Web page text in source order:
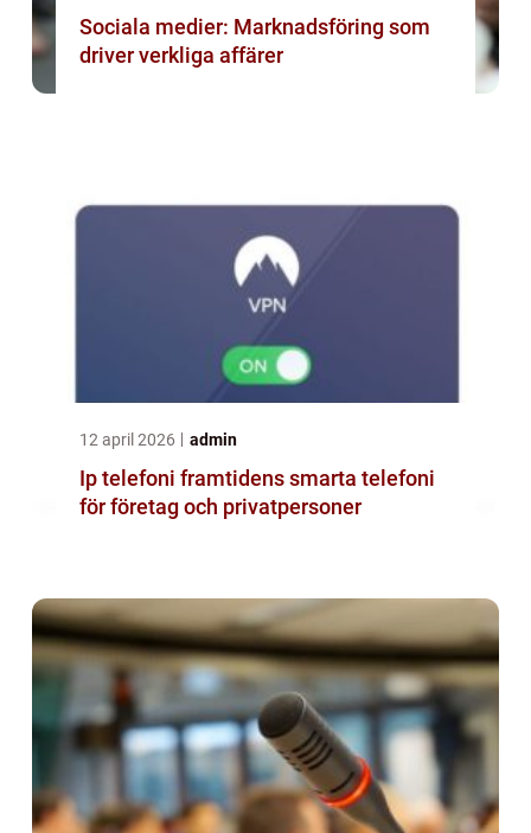
Sociala medier: Marknadsföring som
driver verkliga affärer
12 april 2026 admin
Ip telefoni framtidens smarta telefoni
för företag och privatpersoner